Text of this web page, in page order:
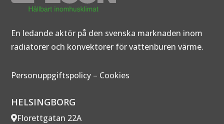
En ledande aktör på den svenska marknaden inom
radiatorer och konvektorer för vattenburen värme.
Personuppgiftspolicy – Cookies
HELSINGBORG
Florettgatan 22A